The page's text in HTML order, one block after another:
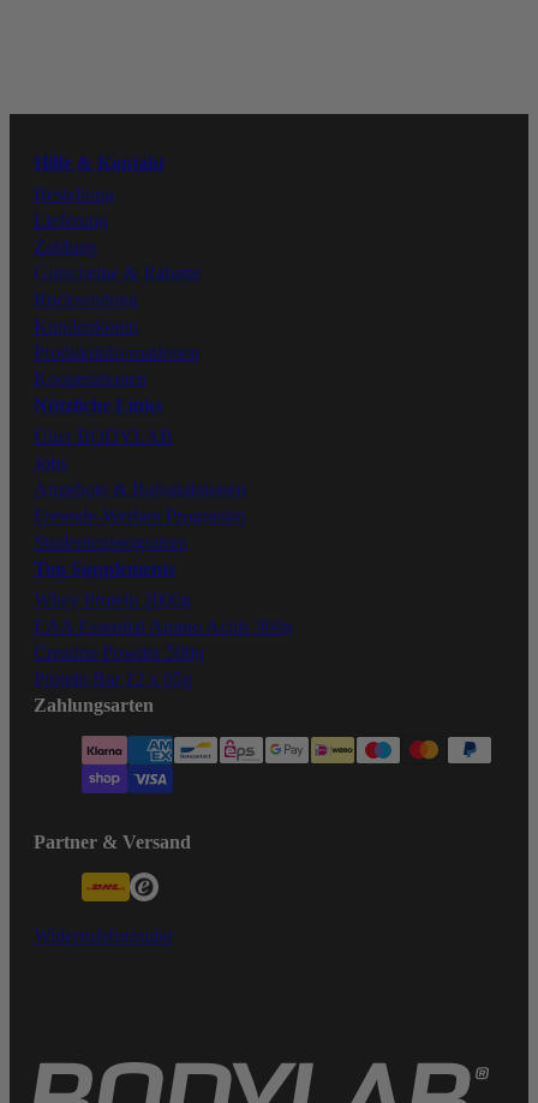
Instagram
Hilfe & Kontakt
Bestellung
Lieferung
Zahlung
Gutscheine & Rabatte
Rücksendung
Kundenkonto
Produktinformationen
Kooperationen
Nützliche Links
Über BODYLAB
Jobs
Angebote & Rabattaktionen
Freunde-Werben Programm
Studentenprogramm
Top Supplements
Whey Protein 2000g
EAA Essential Amino Acids 360g
Creatine Powder 500g
Protein Bar 12 x 65g
Zahlungsarten
Partner & Versand
Widerrufsformular